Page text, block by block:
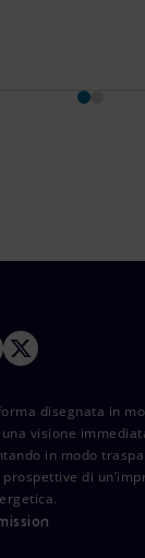
disegnata in
visione
in modo
di